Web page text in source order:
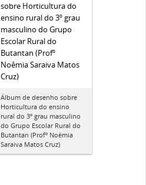
sobre Horticultura do
ensino rural do 3º grau
masculino do Grupo
Escolar Rural do
Butantan (Profº
Noêmia Saraiva Matos
Cruz)
Álbum de desenho sobre
Horticultura do ensino
rural do 3º grau masculino
do Grupo Escolar Rural do
Butantan (Profº Noêmia
Saraiva Matos Cruz)